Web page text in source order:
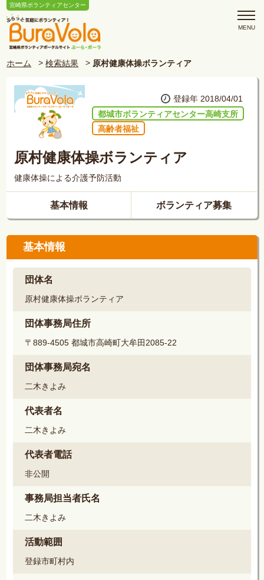
宮崎県ボランティアセンター
ホーム 検索結果 原村健康体操ボランティア
登録年 2018/04/01
都城市ボランティアセンター高崎支所
高齢者福祉
原村健康体操ボランティア
健康体操による介護予防活動
基本情報 ボランティア募集
基本情報
団体名
原村健康体操ボランティア
団体事務局住所
〒889-4505 都城市高崎町大牟田2085-22
団体事務局宛名
二木きよみ
代表者名
二木きよみ
代表者電話
非公開
事務局担当者氏名
二木きよみ
活動範囲
登録市町村内